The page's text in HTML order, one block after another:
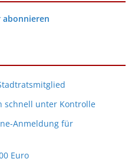
abonnieren
schnell unter Kontrolle
Anmeldung für
Euro